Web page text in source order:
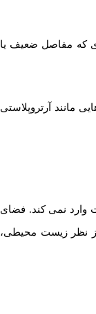
که مفاصل ضعیف یا
مانند آرتروپلاستی
وارد نمی کند. فضای
نظر زیست محیطی،